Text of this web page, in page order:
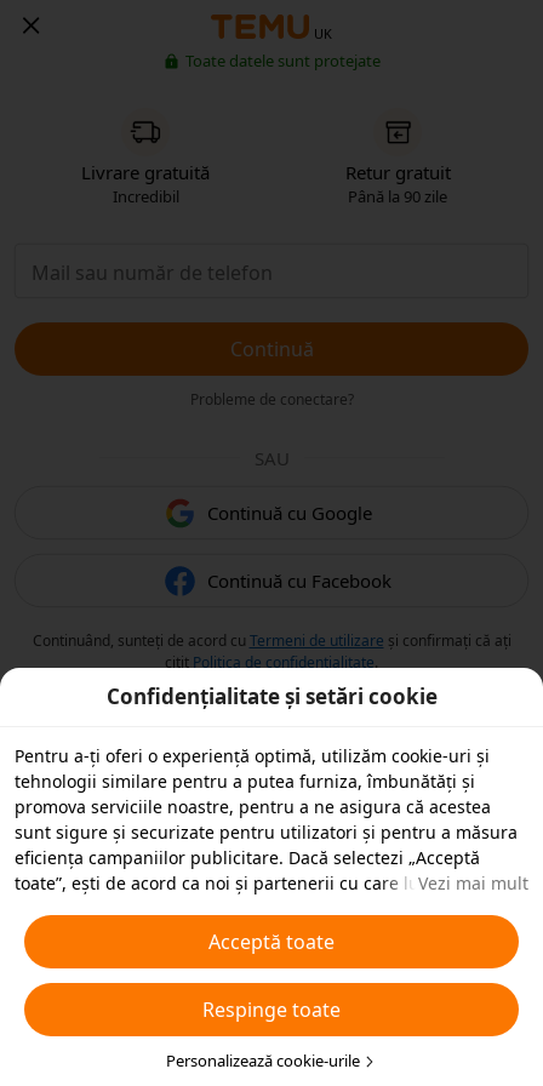
UK
Toate datele sunt protejate
Livrare gratuită
Incredibil
Retur gratuit
Până la 90 zile
Continuă
Probleme de conectare?
SAU
Continuă cu Google
Continuă cu Facebook
Continuând, sunteți de acord cu Termeni de utilizare și confirmați că ați
citit Politica de confidențialitate.
Confidențialitate și setări cookie
Pentru a-ți oferi o experiență optimă, utilizăm cookie-uri și
tehnologii similare pentru a putea furniza, îmbunătăți și
promova serviciile noastre, pentru a ne asigura că acestea
sunt sigure și securizate pentru utilizatori și pentru a măsura
eficiența campaniilor publicitare. Dacă selectezi „Acceptă
toate”, ești de acord ca noi și partenerii cu care lucrăm să
scopuri publicitare. De asemenea, poți „Respinge toate”
cookie-urile neesențiale sau poți alege ce tipuri de cookie-uri
dorești să accepți sau să dezactivezi, printr-un clic mai jos pe
„Personalizare cookie-uri” sau în orice moment în setările de
confidențialitate. Pentru mai multe detalii, veziPolitica noastră
privind cookie-urile și tehnologiile similare .
Vezi mai mult
Acceptă toate
Respinge toate
Personalizează cookie-urile